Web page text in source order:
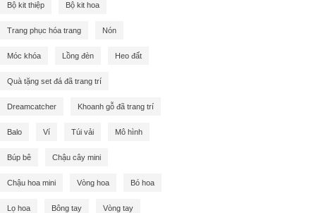
Bộ kit thiệp Bộ kit hoa
Trang phục hóa trang Nón
Móc khóa Lồng đèn Heo đất
Quà tặng set đá đã trang trí
Dreamcatcher Khoanh gỗ đã trang trí
Balo Ví Túi vải Mô hình
Búp bê Chậu cây mini
Chậu hoa mini Vòng hoa Bó hoa
Lọ hoa Bông tay Vòng tay